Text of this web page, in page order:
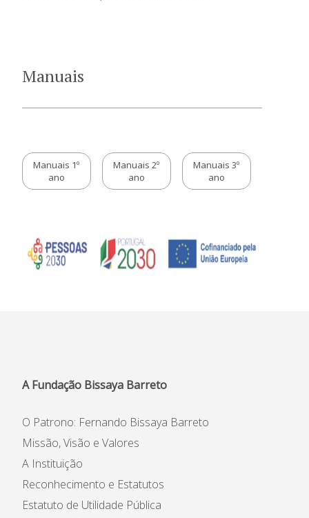
Notícias
Manuais
Manuais 1º
ano
Manuais 2º
ano
Manuais 3º
ano
A Fundação Bissaya Barreto
O Patrono: Fernando Bissaya Barreto
Missão, Visão e Valores
A Instituição
Reconhecimento e Estatutos
Estatuto de Utilidade Pública